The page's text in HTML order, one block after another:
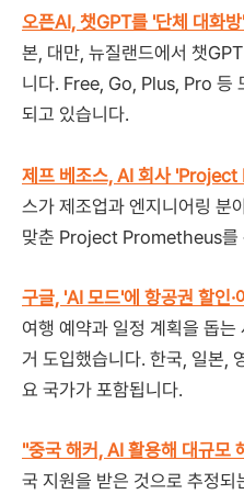
오픈AI, 챗GPT를 '단체 대화
본, 대만, 뉴질랜드에서 챗
니다. Free, Go, Plus, Pro 등
되고 있습니다.
제프 베조스, AI 회사
스가 제조업과 엔지니어링 분
맞춘 Project Prometheus를
구글, 'AI 모드'에 항공권 할인·
여행 예약과 일정 계획을 돕
거 도입했습니다. 한국, 일본,
요 국가가 포함됩니다.
"중국 해커, AI 활용해 대규모
국 지원을 받은 것으로 추정되